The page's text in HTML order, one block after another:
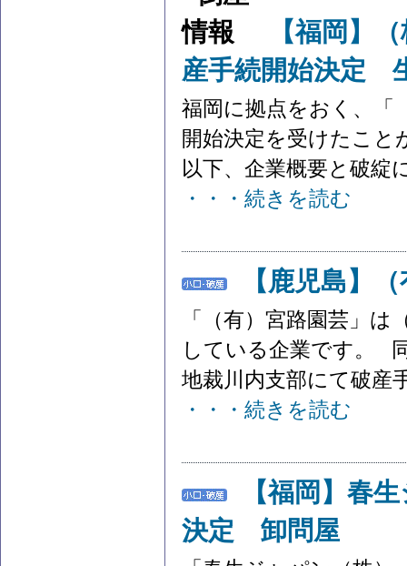
【福岡】
産手続開始決定
福岡に拠点をおく、「
開始決定を受けたこ
以下、企業概要と破綻
・・・続きを読む
【鹿児島】
「（有）宮路園芸」
している企業です。
地裁川内支部にて破産
・・・続きを読む
【福岡】春
決定 卸問屋